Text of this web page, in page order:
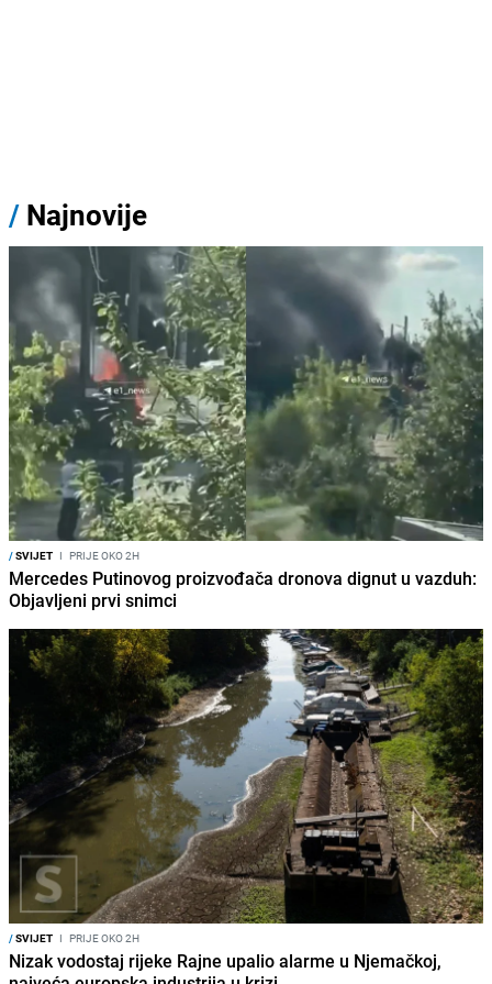
/ Najnovije
/SVIJET I PRIJE OKO 2H
Mercedes Putinovog proizvođača dronova dignut u vazduh:
Objavljeni prvi snimci
/SVIJET I PRIJE OKO 2H
Nizak vodostaj rijeke Rajne upalio alarme u Njemačkoj,